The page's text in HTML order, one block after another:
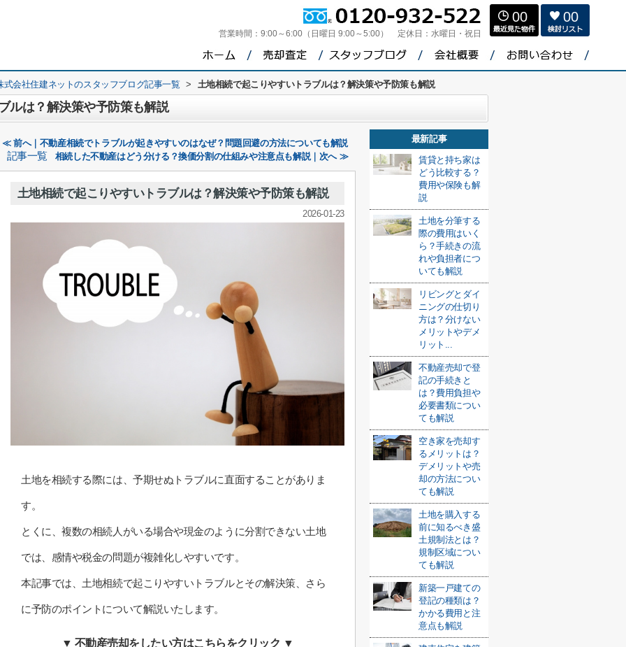
営業時間： 9:00～6:00（日曜日 9:00～5:00） 定休日： 水曜日・祝日
00 00
式会社住建ネットのスタッフブログ記事一覧 > 土地相続で起こりやすいトラブルは？解決策や予防策も解説
ルは？解決策や予防策も解説
≪ 前へ｜不動産相続でトラブルが起きやすいのはなぜ？問題回避の方法についても解説
記事一覧 相続した不動産はどう分ける？換価分割の仕組みや注意点も解説｜次へ ≫
土地相続で起こりやすいトラブルは？解決策や予防策も解説
2026-01-23
土地を相続する際には、予期せぬトラブルに直面することがありま
す。
とくに、複数の相続人がいる場合や現金のように分割できない土地
では、感情や税金の問題が複雑化しやすいです。
本記事では、土地相続で起こりやすいトラブルとその解決策、さら
に予防のポイントについて解説いたします。
▼ 不動産売却をしたい方はこちらをクリック ▼
最新記事
賃貸と持ち家は
どう比較する？
費用や保険も解
説
土地を分筆する
際の費用はいく
ら？手続きの流
れや負担者につ
いても解説
リビングとダイ
ニングの仕切り
方は？分けない
メリットやデメ
リット...
不動産売却で登
記の手続きと
は？費用負担や
必要書類につい
ても解説
空き家を売却す
るメリットは？
デメリットや売
却の方法につい
ても解説
土地を購入する
前に知るべき盛
土規制法とは？
規制区域につい
ても解説
新築一戸建ての
登記の種類は？
かかる費用と注
意点も解説